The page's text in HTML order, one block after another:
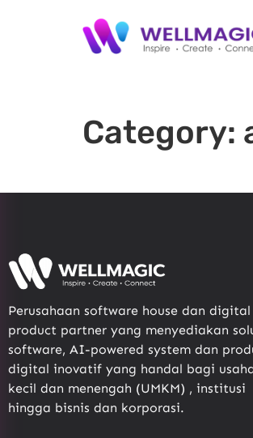
Category:
Perusahaan software house dan digital
product partner yang menyediakan
software, AI-powered system dan
digital inovatif yang handal bagi
kecil dan menengah (UMKM) , institusi
hingga bisnis dan korporasi.